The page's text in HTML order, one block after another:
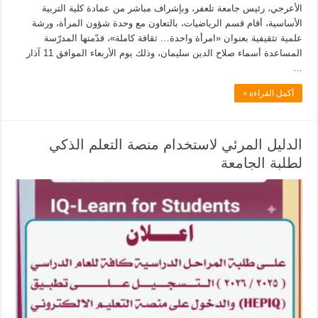
الأعرجي، رئيس جامعة تلعفر، وبإشراف مباشر من عمادة كلية التربية
الأساسية، أقام قسم الرياضيات، بالتعاون مع وحدة شؤون المرأة، ورشة
علمية تثقيفية بعنوان «امرأة واحدة… ثقافة كاملة»، قدّمتها المدرّسة
المساعدة أسماء صلاح الدين سليمان، وذلك يوم الأربعاء الموافق 11 آذار
…
أكمل القراءة »
الدليل المرئي لاستخدام منصة التعلم الذكي
لطلبة الجامعة